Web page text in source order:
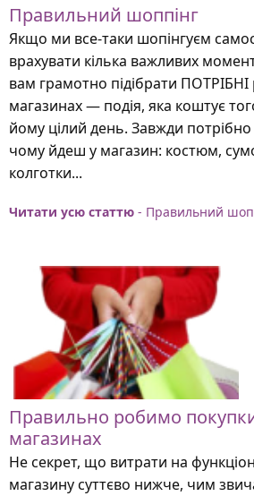
Правильний шоппінг
Якщо ми все-таки шопінгуєм
врахувати кілька важливих
вам грамотно підібрати ПОТРІБНІ
магазинах — подія, яка коштує
йому цілий день. Завжди потрібно
чому йдеш у магазин: костюм,
колготки...
Читати усю статтю - Правильний
Правильно робимо
магазинах
Не секрет, що витрати на
магазину суттєво нижче, чим